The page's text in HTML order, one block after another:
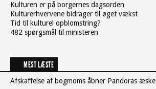
Kulturen er på borgernes dagsorden
Kulturerhvervene bidrager til øget vækst
Tid til kulturel opblomstring?
482 spørgsmål til ministeren
MEST LÆSTE
Afskaffelse af bogmoms åbner Pandoras æske